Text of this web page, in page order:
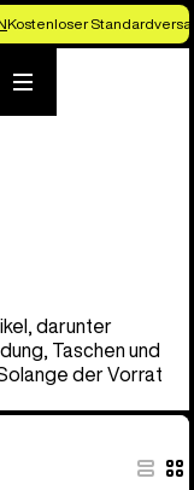
Kostenloser
Menü
darunter
Taschen und
der Vorrat